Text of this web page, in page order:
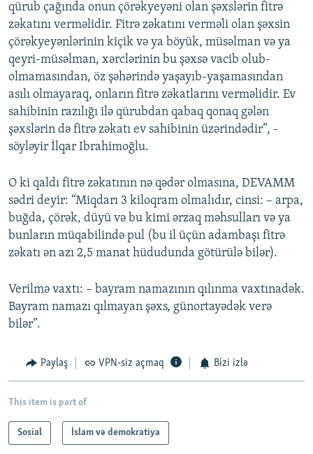
qürub çağında onun çörəkyeyəni olan şəxslərin fitrə
zəkatını verməlidir. Fitrə zəkatını verməli olan şəxsin
çörəkyeyənlərinin kiçik və ya böyük, müsəlman və ya
qeyri-müsəlman, xərclərinin bu şəxsə vacib olub-
olmamasından, öz şəhərində yaşayıb-yaşamasından
asılı olmayaraq, onların fitrə zəkatlarını verməlidir. Ev
sahibinin razılığı ilə qürubdan qabaq qonaq gələn
şəxslərin də fitrə zəkatı ev sahibinin üzərindədir”, -
söyləyir İlqar Ibrahimoğlu.
O ki qaldı fitrə zəkatının nə qədər olmasına, DEVAMM
sədri deyir: “Miqdarı 3 kiloqram olmalıdır, cinsi: – arpa,
buğda, çörək, düyü və bu kimi ərzaq məhsulları və ya
bunların müqabilində pul (bu il üçün adambaşı fitrə
zəkatı ən azı 2,5 manat hüdudunda götürülə bilər).
Verilmə vaxtı: – bayram namazının qılınma vaxtınadək.
Bayram namazı qılmayan şəxs, günortayədək verə
bilər”.
Paylaş VPN-siz açmaq Bizi izlə
This item is part of
Sosial İslam və demokratiya